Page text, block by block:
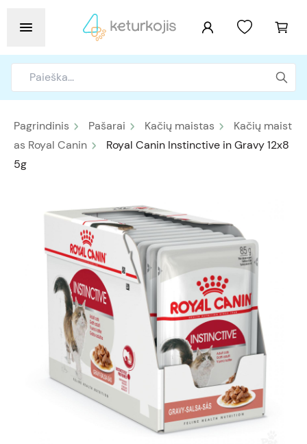
Pagrindinis Pašarai Kačių maistas
Kačių maist
as Royal Canin
Royal Canin Instinctive in Gravy 12x8
5g